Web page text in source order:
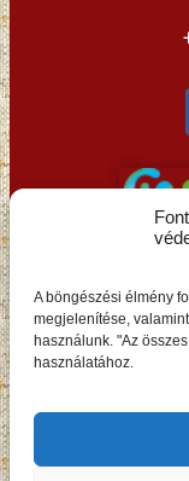
A böngészési élmény
megjelenítése,
használunk. "Az
használatához.